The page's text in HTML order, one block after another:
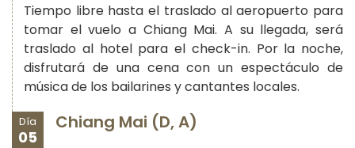
Tiempo libre hasta el traslado al aeropuerto para
tomar el vuelo a Chiang Mai. A su llegada, será
traslado al hotel para el check-in. Por la noche,
disfrutará de una cena con un espectáculo de
música de los bailarines y cantantes locales.
Día
05
Chiang Mai (D, A)